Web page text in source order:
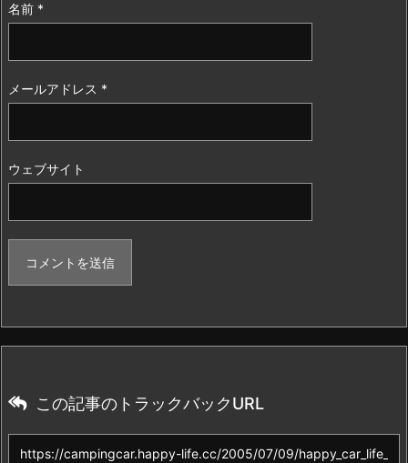
名前 *
メールアドレス *
ウェブサイト
この記事のトラックバックURL